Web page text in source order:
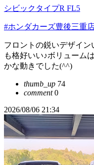
シビックタイプR FL5
#ホンダカーズ豊後三重
フロントの鋭いデザイン
も格好いい♪ボリューム
かな動きでした(^^)
thumb_up 74
comment0
2026/08/06 21:34